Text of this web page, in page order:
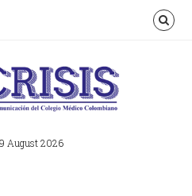
August 2026